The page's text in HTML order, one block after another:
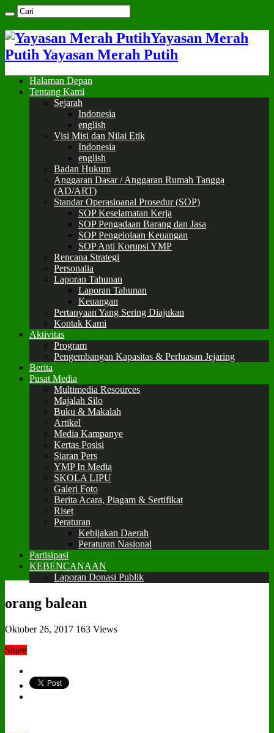
Yayasan Merah
Putih Yayasan Merah Putih
Halaman Depan
Tentang Kami
Sejarah
Indonesia
english
Visi Misi dan Nilai Etik
Indonesia
english
Badan Hukum
Anggaran Dasar / Anggaran Rumah Tangga
(AD/ART)
Standar Operasioanal Prosedur (SOP)
SOP Keselamatan Kerja
SOP Pengadaan Barang dan Jasa
SOP Pengelolaan Keuangan
SOP Anti Korupsi YMP
Rencana Strategi
Personalia
Laporan Tahunan
Laporan Tahunan
Keuangan
Pertanyaan Yang Sering Diajukan
Kontak Kami
Aktivitas
Program
Pengembangan Kapasitas & Perluasan Jejaring
Berita
Pusat Media
Multimedia Resources
Majalah Silo
Buku & Makalah
Artikel
Media Kampanye
Kertas Posisi
Siaran Pers
YMP In Media
SKOLA LIPU
Galeri Foto
Berita Acara, Piagam & Sertifikat
Riset
Peraturan
Kebijakan Daerah
Peraturan Nasional
Partisipasi
KEBENCANAAN
Laporan Donasi Publik
orang balean
Oktober 26, 2017 163 Views
Share